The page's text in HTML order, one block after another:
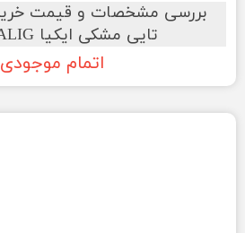
بررسی مشخصات و قیمت
تایی مشکی ایکیا FULLTALIG
اتمام موجودی